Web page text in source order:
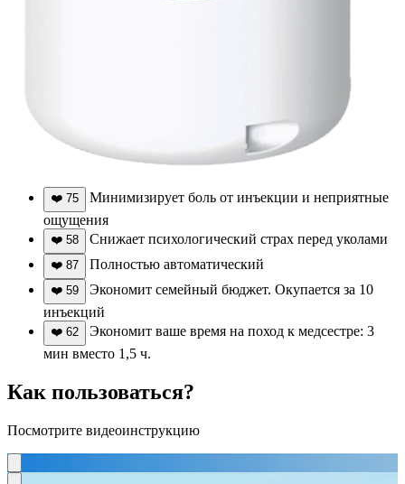
❤️ 75
Минимизирует боль от инъекции и неприятные
ощущения
❤️ 58 Снижает психологический страх перед уколами
❤️ 87 Полностью автоматический
❤️ 59
Экономит семейный бюджет. Окупается за 10
инъекций
❤️ 62
Экономит ваше время на поход к медсестре: 3
мин вместо 1,5 ч.
Как пользоваться?
Посмотрите видеоинструкцию